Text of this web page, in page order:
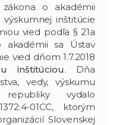
o akadémii
inštitúcie
vied podľa § 21a
sa Ústav
vied dňom 1.7.2018
inštitúciou. Dňa
vedy, výskumu
vydalo
01CC, ktorým
Slovenskej